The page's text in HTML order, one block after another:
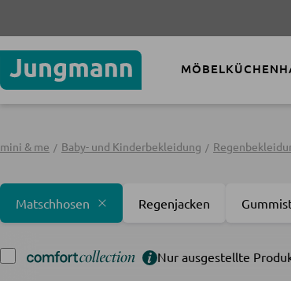
MÖBELKÜCHEN
mini & me Baby- und Kinderbekleidung
Matschhosen Regenjacken
Nur ausgestellte